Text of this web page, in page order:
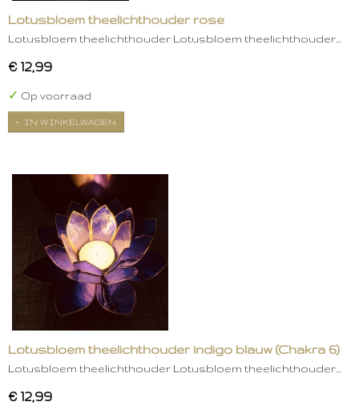
Lotusbloem theelichthouder rose
Lotusbloem theelichthouder Lotusbloem theelichthouder…
€ 12,99
✓ Op voorraad
IN WINKELWAGEN
Lotusbloem theelichthouder indigo blauw (Chakra 6)
Lotusbloem theelichthouder Lotusbloem theelichthouder…
€ 12,99